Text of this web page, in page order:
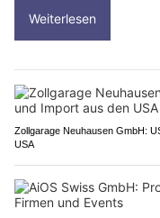
Weiterlesen
Zollgarage Neuhausen GmbH:
USA